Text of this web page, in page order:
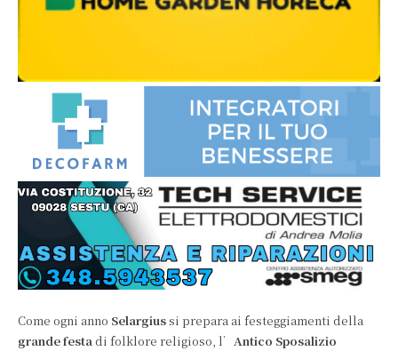
Come ogni anno Selargius si prepara ai festeggiamenti della
grande festa di folklore religioso, l’ Antico Sposalizio